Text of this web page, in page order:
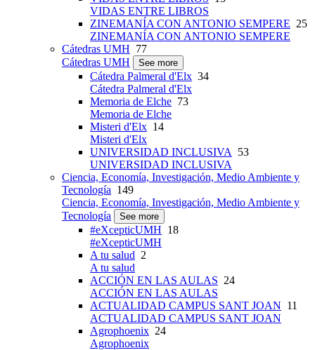
VIDAS ENTRE LIBROS
ZINEMANÍA CON ANTONIO SEMPERE 25
ZINEMANÍA CON ANTONIO SEMPERE
Cátedras UMH 77
Cátedras UMH
See more
Cátedra Palmeral d'Elx 34
Cátedra Palmeral d'Elx
Memoria de Elche 73
Memoria de Elche
Misteri d'Elx 14
Misteri d'Elx
UNIVERSIDAD INCLUSIVA
53
UNIVERSIDAD INCLUSIVA
Ciencia, Economía, Investigación, Medio Ambiente y
Tecnología 149
Ciencia, Economía, Investigación, Medio Ambiente y
Tecnología
See more
#eXcepticUMH 18
#eXcepticUMH
A tu salud 2
A tu salud
ACCIÓN EN LAS AULAS 24
ACCIÓN EN LAS AULAS
ACTUALIDAD CAMPUS SANT JOAN 11
ACTUALIDAD CAMPUS SANT JOAN
Agrophoenix 24
Agrophoenix